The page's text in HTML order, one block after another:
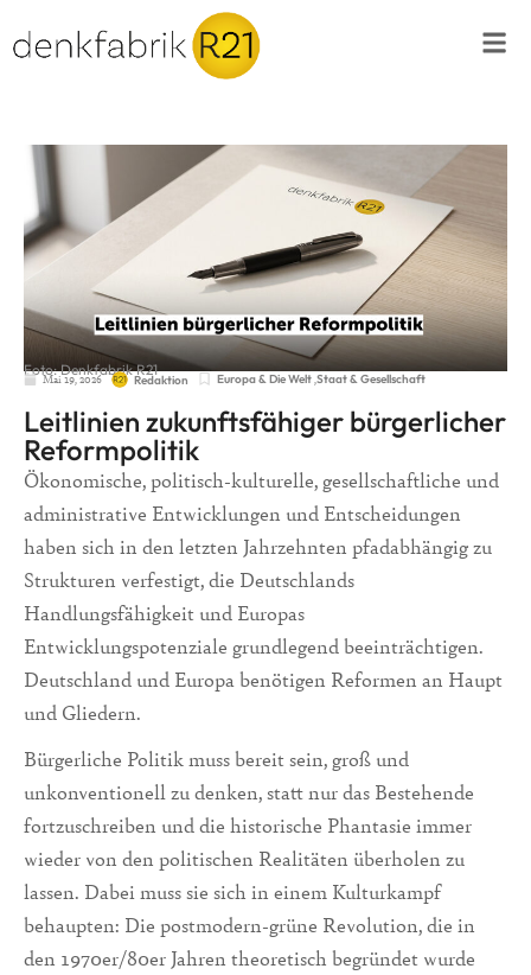
Foto: Denkfabrik R21
Mai 19, 2026 Redaktion Europa & Die Welt,Staat & Gesellschaft
Leitlinien zukunftsfähiger bürgerlicher
Reformpolitik
Ökonomische, politisch-kulturelle, gesellschaftliche und
administrative Entwicklungen und Entscheidungen
haben sich in den letzten Jahrzehnten pfadabhängig zu
Strukturen verfestigt, die Deutschlands
Handlungsfähigkeit und Europas
Entwicklungspotenziale grundlegend beeinträchtigen.
Deutschland und Europa benötigen Reformen an Haupt
und Gliedern.
Bürgerliche Politik muss bereit sein, groß und
unkonventionell zu denken, statt nur das Bestehende
fortzuschreiben und die historische Phantasie immer
wieder von den politischen Realitäten überholen zu
lassen. Dabei muss sie sich in einem Kulturkampf
behaupten: Die postmodern-grüne Revolution, die in
den 1970er/80er Jahren theoretisch begründet wurde